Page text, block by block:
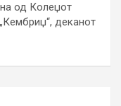
од Колеџот
деканoт